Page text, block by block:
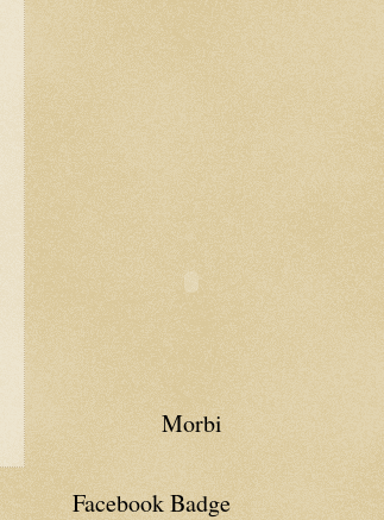
Morbi
Facebook Badge